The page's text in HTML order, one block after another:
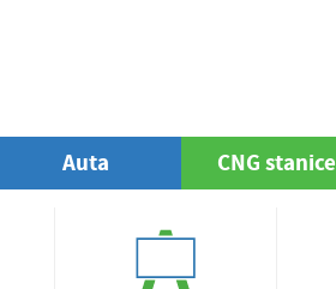
Auta CNG stanice